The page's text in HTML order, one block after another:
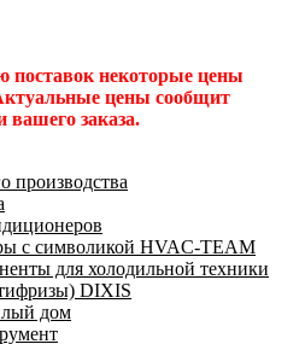
поставок некоторые цены
цены сообщит
вашего заказа.
производства
с символикой HVAC-TEAM
для холодильной техники
DIXIS
дом